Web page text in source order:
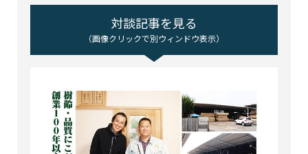
対談記事を見る
（画像クリックで別ウィンドウ表示）